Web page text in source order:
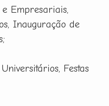
Empresariais,
Inauguração de
Festas